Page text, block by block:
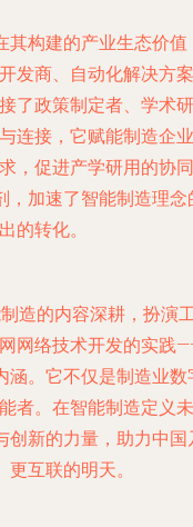
其构建的产业生态价值
发商、自动化解决方案
了政策制定者、学术研
连接，它赋能制造企业
，促进产学研用的协同
，加速了智能制造理念
的转化。
造的内容深耕，扮演
网络技术开发的实践
涵。它不仅是制造业数
者。在智能制造定义未
创新的力量，助力中国
互联的明天。